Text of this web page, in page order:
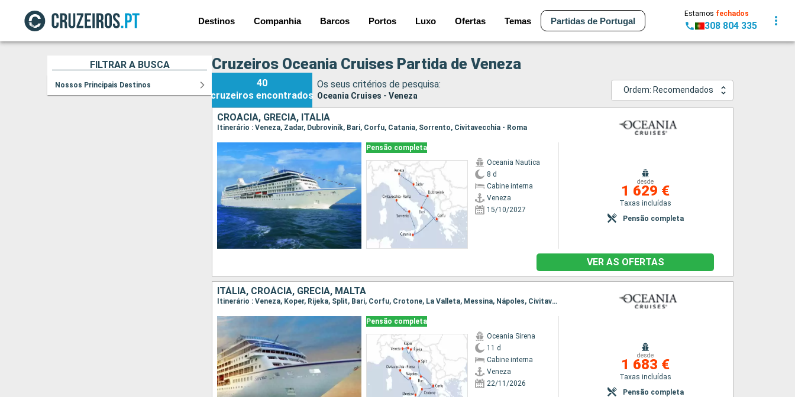
Destinos Companhia Barcos Portos Luxo Ofertas Temas Partidas de Portugal
Estamos fechados
308 804 335
FILTRAR A BUSCA
Nossos Principais Destinos
Cruzeiros Oceania Cruises Partida de Veneza
40
cruzeiros encontrados
Os seus critérios de pesquisa:
Oceania Cruises - Veneza
Ordem: Recomendados
CROÁCIA, GRÉCIA, ITÁLIA
Itinerário : Veneza, Zadar, Dubrovinik, Bari, Corfu, Catania, Sorrento, Civitavecchia - Roma
Pensão completa
Oceania Nautica
8 d
Cabine interna
Veneza
15/10/2027
desde
1 629 €
Taxas incluídas
Pensão completa
VER AS OFERTAS
ITÁLIA, CROÁCIA, GRÉCIA, MALTA
Itinerário : Veneza, Koper, Rijeka, Split, Bari, Corfu, Crotone, La Valleta, Messina, Nápoles, Civitavecchia - Roma
Pensão completa
Oceania Sirena
11 d
Cabine interna
Veneza
22/11/2026
desde
1 683 €
Taxas incluídas
Pensão completa